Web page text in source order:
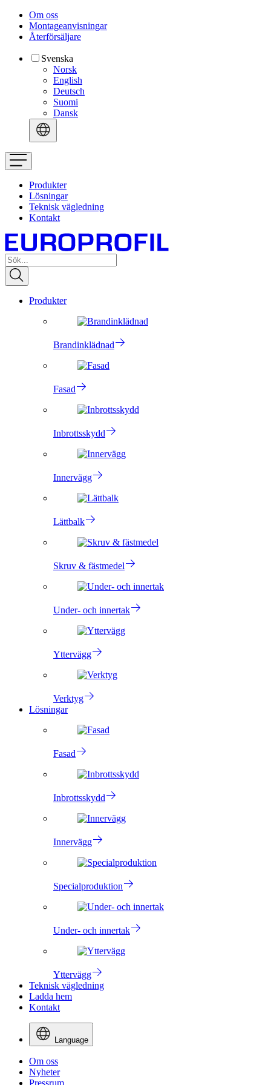
Om oss
Montageanvisningar
Återförsäljare
Svenska
Norsk
English
Deutsch
Suomi
Dansk
Produkter
Lösningar
Teknisk vägledning
Kontakt
Produkter
Brandinklädnad
Fasad
Inbrottsskydd
Innervägg
Lättbalk
Skruv & fästmedel
Under- och innertak
Yttervägg
Verktyg
Lösningar
Fasad
Inbrottsskydd
Innervägg
Specialproduktion
Under- och innertak
Yttervägg
Teknisk vägledning
Ladda hem
Kontakt
Language
Om oss
Nyheter
Pressrum